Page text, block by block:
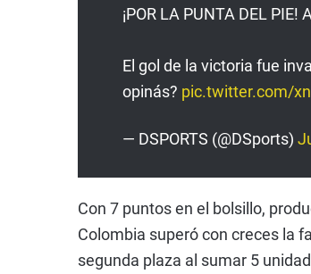
¡POR LA PUNTA DEL PIE!
El gol de la victoria fue
opinás? pic.twitter.com/
— DSPORTS (@DSports)
Con 7 puntos en el bolsillo,
Colombia superó con creces la
segunda plaza al sumar 5